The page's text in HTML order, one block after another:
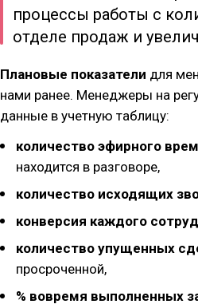
процессы работы с
отделе продаж и
Плановые показатели для
нами ранее. Менеджеры на
данные в учетную таблицу:
количество эфирного
находится в разговоре,
количество исходящих
конверсия каждого
количество упущенных
просроченной,
% вовремя выполненных